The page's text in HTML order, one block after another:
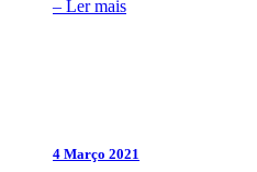
– Ler mais
4 Março 2021